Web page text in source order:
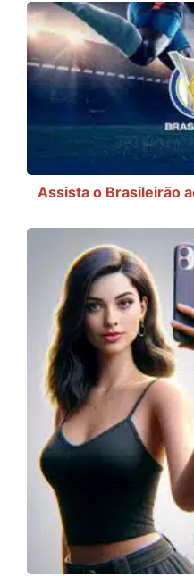
Assista o Brasileirão